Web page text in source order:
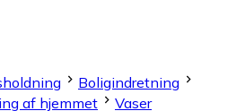
Boligindretning
af hjemmet
Vaser